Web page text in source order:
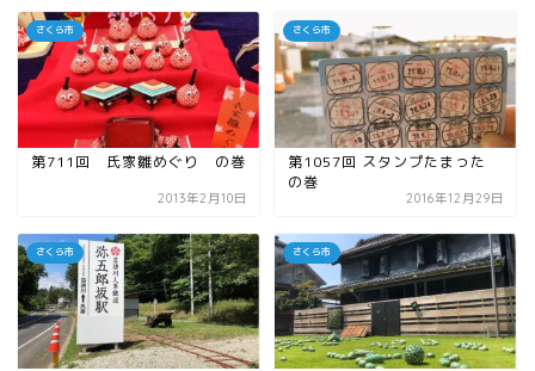
さくら市
第711回 氏家雛めぐり の巻
2013年2月10日
さくら市
第1057回 スタンプたまった
の巻
2016年12月29日
さくら市 さくら市